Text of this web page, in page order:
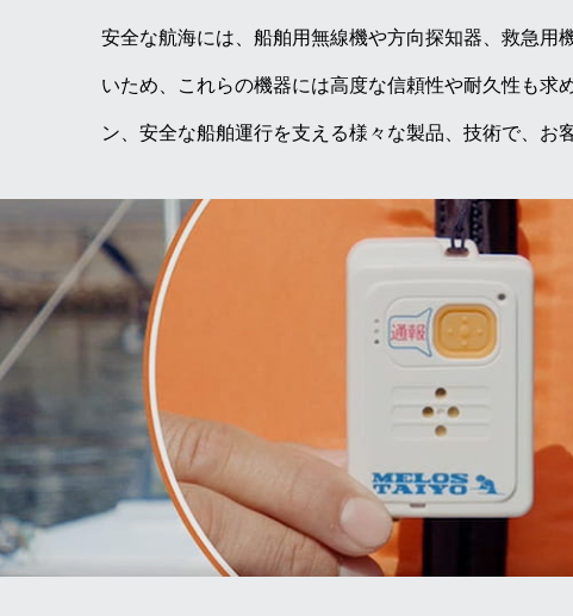
安全な航海には、船舶用無線機や方向探知器、救急用
いため、これらの機器には高度な信頼性や耐久性も求
ン、安全な船舶運行を支える様々な製品、技術で、お